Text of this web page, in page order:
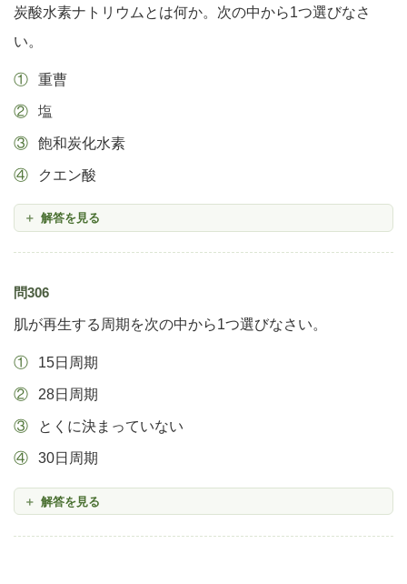
炭酸水素ナトリウムとは何か。次の中から1つ選びなさ
い。
重曹
塩
飽和炭化水素
クエン酸
解答を見る
問306
肌が再生する周期を次の中から1つ選びなさい。
15日周期
28日周期
とくに決まっていない
30日周期
解答を見る